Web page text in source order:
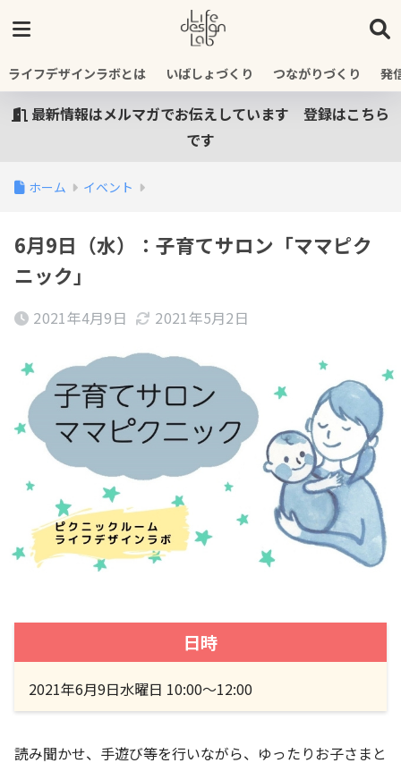
ライフデザインラボとは いばしょづくり つながりづくり 発
最新情報はメルマガでお伝えしています 登録はこちら
です
ホーム イベント
6月9日（水）：子育てサロン「ママピク
ニック」
2021年4月9日 2021年5月2日
日時
2021年6月9日水曜日 10:00〜12:00
読み聞かせ、手遊び等を行いながら、ゆったりお子さまと